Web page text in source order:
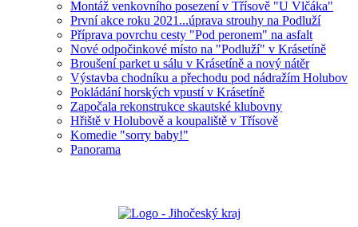
Montáž venkovního posezení v Třísově "U Vlčáka"
První akce roku 2021...úprava strouhy na Podluží
Příprava povrchu cesty "Pod peronem" na asfalt
Nové odpočinkové místo na "Podluží" v Krásetíně
Broušení parket u sálu v Krásetíně a nový nátěr
Výstavba chodníku a přechodu pod nádražím Holubov
Pokládání horských vpustí v Krásetíně
Započala rekonstrukce skautské klubovny
Hřiště v Holubově a koupaliště v Třísově
Komedie "sorry baby!"
Panorama